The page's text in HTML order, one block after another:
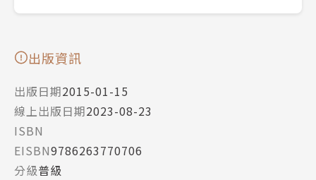
出版資訊
出版日期2015-01-15
線上出版日期2023-08-23
ISBN
EISBN9786263770706
分級普級